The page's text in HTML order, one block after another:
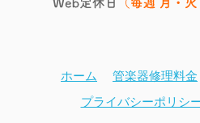
ホーム 管楽器修理料金
プライバシーポリシ